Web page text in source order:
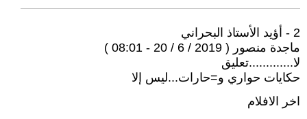
2 - أؤيد الأستاذ البحراني
ماجدة منصور ( 2019 / 6 / 20 - 08:01 )
لا.............تعليق
حكايات حواري و=حارات...ليس إلا
اخر الافلام